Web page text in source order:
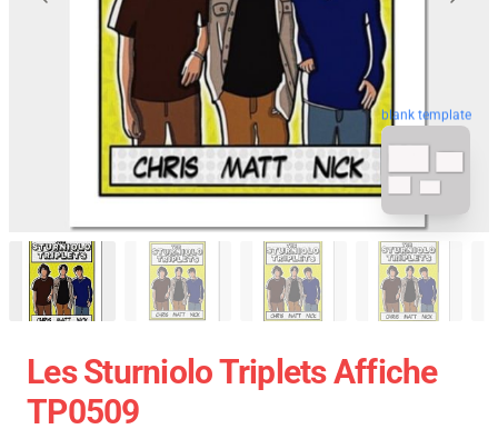
blank template
Les Sturniolo Triplets Affiche
TP0509